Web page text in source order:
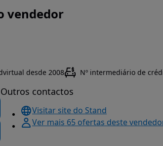
vendedor
desde 2008 Nº intermediário de
Outros contactos
Visitar site do Stand
Ver mais 65 ofertas deste